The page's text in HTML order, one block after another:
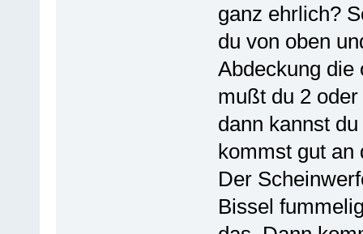
ganz ehrlich?
du von oben
Abdeckung die
mußt du 2
dann kannst
kommst gut an
Der
Bissel